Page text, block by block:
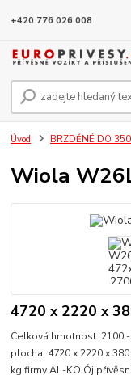
+420 776 026 008
Úvod BRZDĚNÉ DO
Wiola
4720 x 2220 x
Celková hmotnost: 2100
plocha: 4720 x 2220 x
kg firmy AL-KO Ój